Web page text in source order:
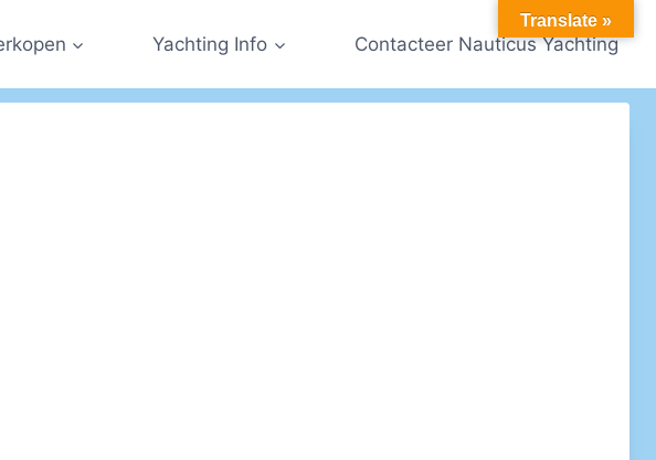
Yachting Info Contacteer Nauticus Yachting
Translate »